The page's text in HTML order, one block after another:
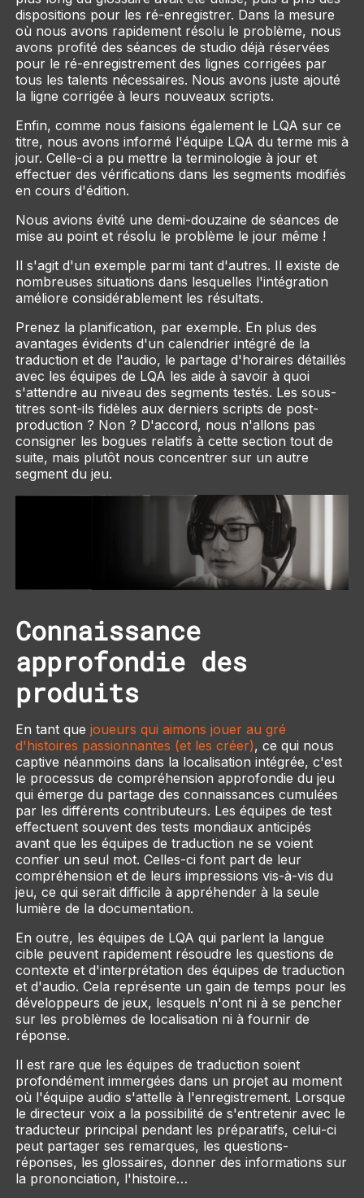
dispositions pour les ré-enregistrer. Dans la mesure
où nous avons rapidement résolu le problème, nous
avons profité des séances de studio déjà réservées
pour le ré-enregistrement des lignes corrigées par
tous les talents nécessaires. Nous avons juste ajouté
la ligne corrigée à leurs nouveaux scripts.
Enfin, comme nous faisions également le LQA sur ce
titre, nous avons informé l'équipe LQA du terme mis à
jour. Celle-ci a pu mettre la terminologie à jour et
effectuer des vérifications dans les segments modifiés
en cours d'édition.
Nous avions évité une demi-douzaine de séances de
mise au point et résolu le problème le jour même !
Il s'agit d'un exemple parmi tant d'autres. Il existe de
nombreuses situations dans lesquelles l'intégration
améliore considérablement les résultats.
Prenez la planification, par exemple. En plus des
avantages évidents d'un calendrier intégré de la
traduction et de l'audio, le partage d'horaires détaillés
avec les équipes de LQA les aide à savoir à quoi
s'attendre au niveau des segments testés. Les sous-
titres sont-ils fidèles aux derniers scripts de post-
production ? Non ? D'accord, nous n'allons pas
consigner les bogues relatifs à cette section tout de
suite, mais plutôt nous concentrer sur un autre
segment du jeu.
Connaissance
approfondie des
produits
En tant que joueurs qui aimons jouer au gré
d'histoires passionnantes (et les créer), ce qui nous
captive néanmoins dans la localisation intégrée, c'est
le processus de compréhension approfondie du jeu
qui émerge du partage des connaissances cumulées
par les différents contributeurs. Les équipes de test
effectuent souvent des tests mondiaux anticipés
avant que les équipes de traduction ne se voient
confier un seul mot. Celles-ci font part de leur
compréhension et de leurs impressions vis-à-vis du
jeu, ce qui serait difficile à appréhender à la seule
lumière de la documentation.
En outre, les équipes de LQA qui parlent la langue
cible peuvent rapidement résoudre les questions de
contexte et d'interprétation des équipes de traduction
et d'audio. Cela représente un gain de temps pour les
développeurs de jeux, lesquels n'ont ni à se pencher
sur les problèmes de localisation ni à fournir de
réponse.
Il est rare que les équipes de traduction soient
profondément immergées dans un projet au moment
où l'équipe audio s'attelle à l'enregistrement. Lorsque
le directeur voix a la possibilité de s'entretenir avec le
traducteur principal pendant les préparatifs, celui-ci
peut partager ses remarques, les questions-
réponses, les glossaires, donner des informations sur
la prononciation, l'histoire…